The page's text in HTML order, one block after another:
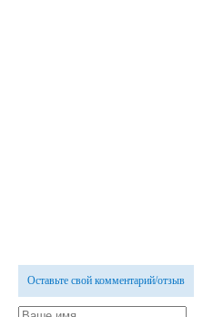
Оставьте свой комментарий/отзыв